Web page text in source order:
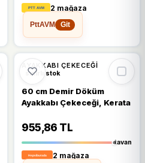
2 mağaza
PttAVM
Git
AYAKKABI ÇEKECEĞI
sınırlı stok
60 cm Demir Döküm
Ayakkabı Çekeceği, Kerata
955,86 TL
tavan
2 mağaza